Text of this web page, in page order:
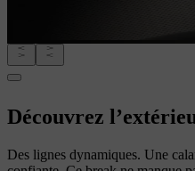
Découvrez
Des lignes dynamiques. Une